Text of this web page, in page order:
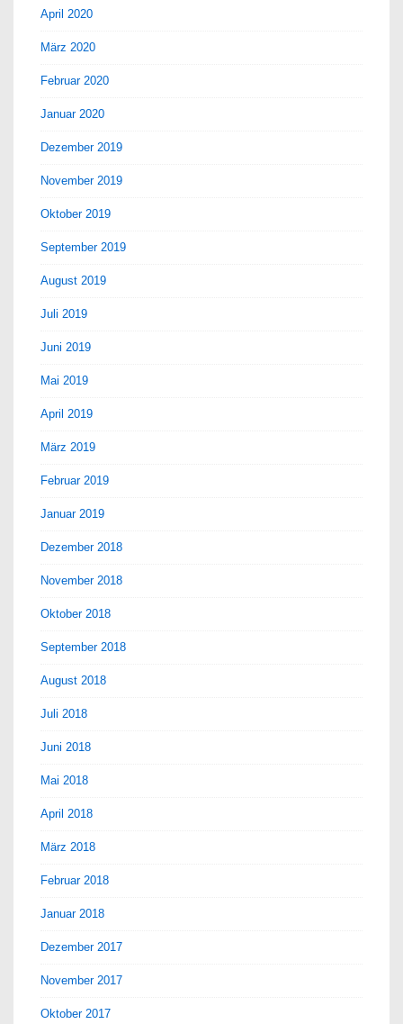
April 2020
März 2020
Februar 2020
Januar 2020
Dezember 2019
November 2019
Oktober 2019
September 2019
August 2019
Juli 2019
Juni 2019
Mai 2019
April 2019
März 2019
Februar 2019
Januar 2019
Dezember 2018
November 2018
Oktober 2018
September 2018
August 2018
Juli 2018
Juni 2018
Mai 2018
April 2018
März 2018
Februar 2018
Januar 2018
Dezember 2017
November 2017
Oktober 2017